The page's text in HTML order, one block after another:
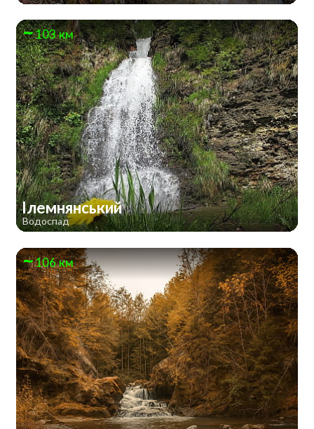
103 км
Ілемнянський
Водоспад
106 км